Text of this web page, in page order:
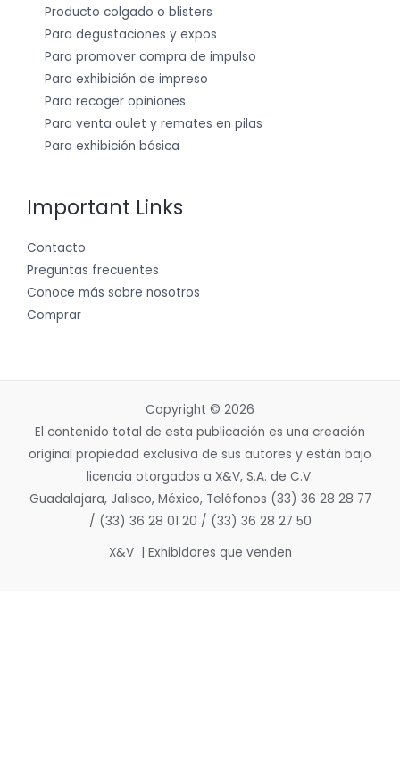
Producto colgado o blisters
Para degustaciones y expos
Para promover compra de impulso
Para exhibición de impreso
Para recoger opiniones
Para venta oulet y remates en pilas
Para exhibición básica
Important Links
Contacto
Preguntas frecuentes
Conoce más sobre nosotros
Comprar
Copyright © 2026
El contenido total de esta publicación es una creación
original propiedad exclusiva de sus autores y están bajo
licencia otorgados a X&V, S.A. de C.V.
Guadalajara, Jalisco, México, Teléfonos (33) 36 28 28 77
/ (33) 36 28 01 20 / (33) 36 28 27 50
X&V | Exhibidores que venden